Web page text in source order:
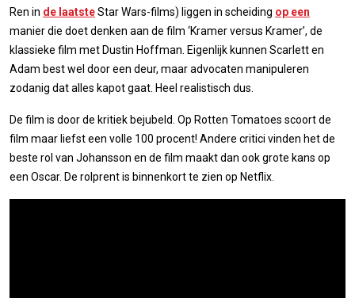
Ren in de laatsteStar Wars-films) liggen in scheiding op een
manier die doet denken aan de film ‘Kramer versus Kramer’, de
klassieke film met Dustin Hoffman. Eigenlijk kunnen Scarlett en
Adam best wel door een deur, maar advocaten manipuleren
zodanig dat alles kapot gaat. Heel realistisch dus.
De film is door de kritiek bejubeld. Op Rotten Tomatoes scoort de
film maar liefst een volle 100 procent! Andere critici vinden het de
beste rol van Johansson en de film maakt dan ook grote kans op
een Oscar. De rolprent is binnenkort te zien op Netflix.